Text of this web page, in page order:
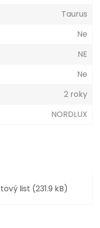
Taurus
Ne
NE
Ne
2 roky
NORDLUX
list (231.9 kB)